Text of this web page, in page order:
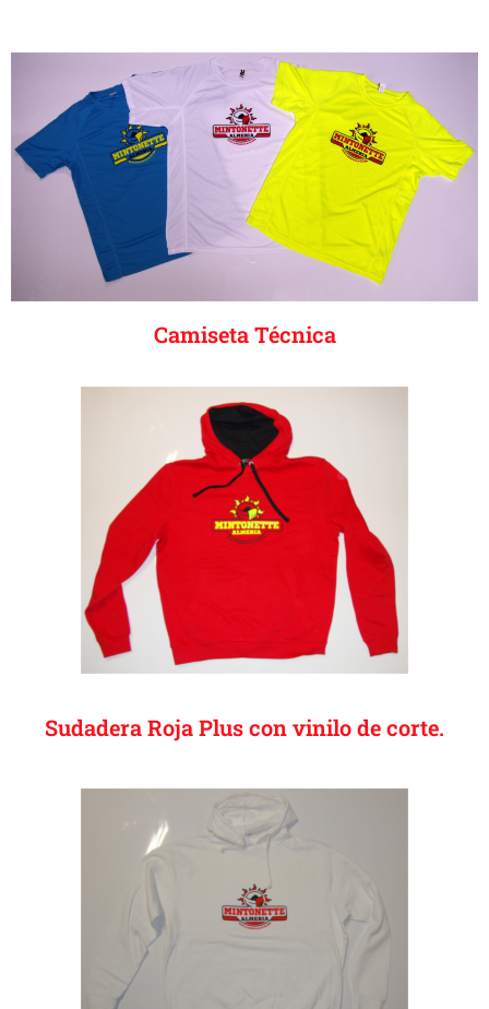
Camiseta Técnica
Sudadera Roja Plus con vinilo de corte.